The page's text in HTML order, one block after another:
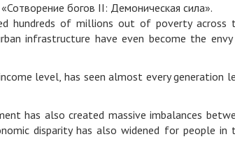
богов II: Демоническая сила».
hundreds of millions out of poverty across
infrastructure have even become the
level, has seen almost every generation
has also created massive imbalances
disparity has also widened for people in